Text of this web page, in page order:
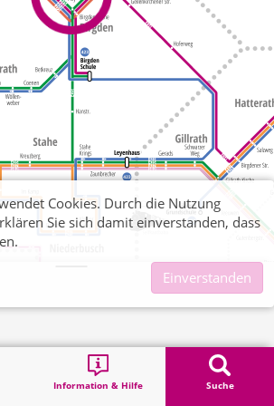
Information & Hilfe Suche
Cookies. Durch die Nutzung
Sie sich damit einverstanden, dass
Einverstanden